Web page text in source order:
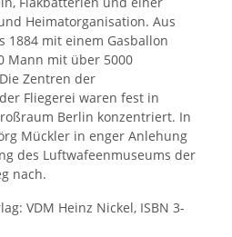
Heimatorganisation. Aus
1884 mit einem Gasballon
Mann mit über 5000
Zentren der
Fliegerei waren fest in
Berlin konzentriert. In
Mückler in enger Anlehung
des Luftwafeenmuseums der
nach.
VDM Heinz Nickel, ISBN 3-